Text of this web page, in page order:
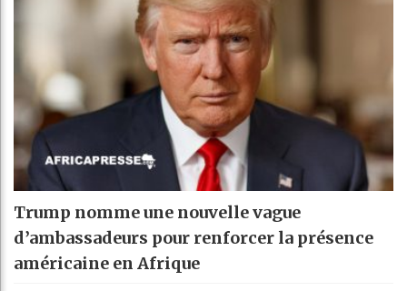
Trump nomme une nouvelle vague
d’ambassadeurs pour renforcer la présence
américaine en Afrique